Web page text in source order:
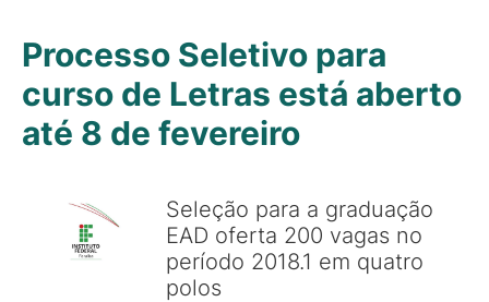
Processo Seletivo para
curso de Letras está aberto
até 8 de fevereiro
Seleção para a graduação
EAD oferta 200 vagas no
período 2018.1 em quatro
polos